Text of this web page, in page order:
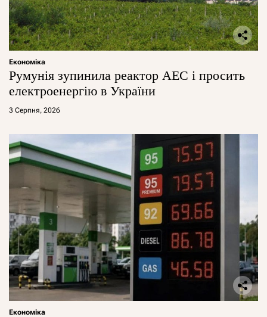
Економіка
Румунія зупинила реактор АЕС і просить
електроенергію в України
3 Серпня, 2026
Економіка